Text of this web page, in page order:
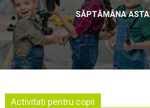
SĂPTĂMÂNA ASTA
Activitati pentru copii